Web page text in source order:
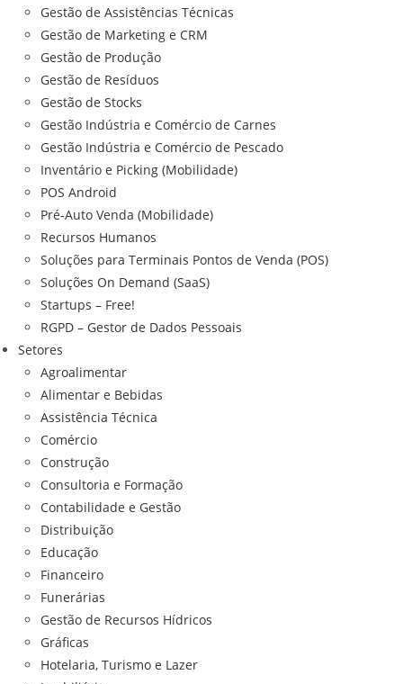
Gestão de Assistências Técnicas
Gestão de Marketing e CRM
Gestão de Produção
Gestão de Resíduos
Gestão de Stocks
Gestão Indústria e Comércio de Carnes
Gestão Indústria e Comércio de Pescado
Inventário e Picking (Mobilidade)
POS Android
Pré-Auto Venda (Mobilidade)
Recursos Humanos
Soluções para Terminais Pontos de Venda (POS)
Soluções On Demand (SaaS)
Startups – Free!
RGPD – Gestor de Dados Pessoais
Setores
Agroalimentar
Alimentar e Bebidas
Assistência Técnica
Comércio
Construção
Consultoria e Formação
Contabilidade e Gestão
Distribuição
Educação
Financeiro
Funerárias
Gestão de Recursos Hídricos
Gráficas
Hotelaria, Turismo e Lazer